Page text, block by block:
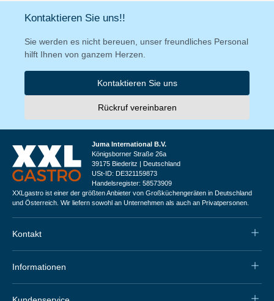
Kontaktieren Sie uns!!
Sie werden es nicht bereuen, unser freundliches Personal
hilft Ihnen von ganzem Herzen.
Kontaktieren Sie uns
Rückruf vereinbaren
Juma International B.V.
Königsborner Straße 26a
39175 Biederitz | Deutschland
USt-ID: DE321159873
Handelsregister: 58573909
XXLgastro ist einer der größten Anbieter von Großküchengeräten in Deutschland
und Österreich. Wir liefern sowohl an Unternehmen als auch an Privatpersonen.
Kontakt
Informationen